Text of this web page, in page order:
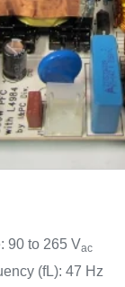
90 to 265 Vac
(fL): 47 Hz